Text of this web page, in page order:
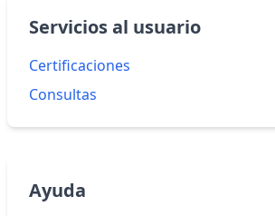
Servicios al usuario
Certificaciones
Consultas
Ayuda